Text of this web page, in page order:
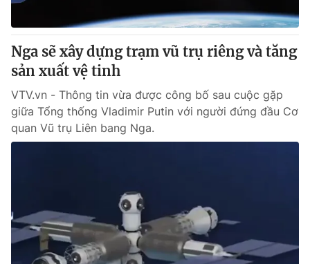
Nga sẽ xây dựng trạm vũ trụ riêng và tăng
sản xuất vệ tinh
VTV.vn - Thông tin vừa được công bố sau cuộc gặp
giữa Tổng thống Vladimir Putin với người đứng đầu Cơ
quan Vũ trụ Liên bang Nga.